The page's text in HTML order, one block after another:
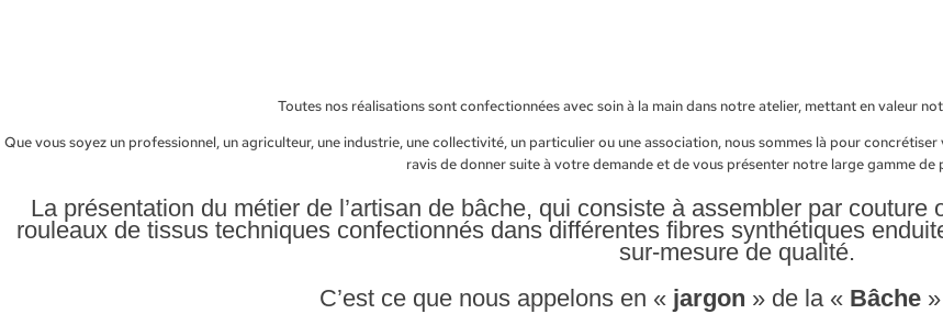
Toutes nos réalisations sont confectionnées avec soin à la main dans notre atelier, mettant en valeur
Que vous soyez un professionnel, un agriculteur, une industrie, une collectivité, un particulier ou une association, nous sommes là pour
ravis de donner suite à votre demande et de vous présenter notre large gamme de
La présentation du métier de l’artisan de bâche, qui consiste à assembler par
rouleaux de tissus techniques confectionnés dans différentes fibres synthétiques
sur-mesure de qualité.
C’est ce que nous appelons en « jargon » de la « Bâche»